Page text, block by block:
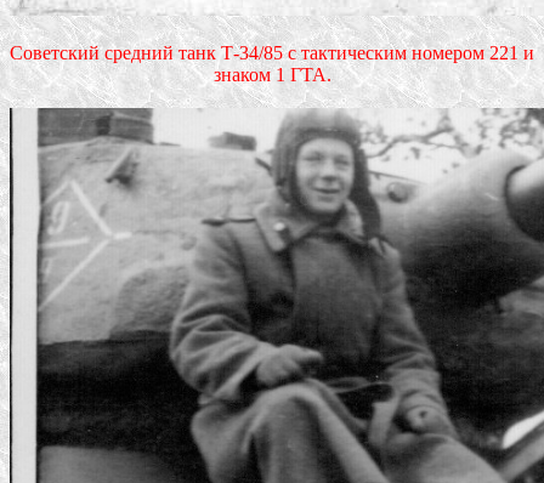
Советский средний танк Т-34/85 с тактическим номером 221 и
знаком 1 ГТА.